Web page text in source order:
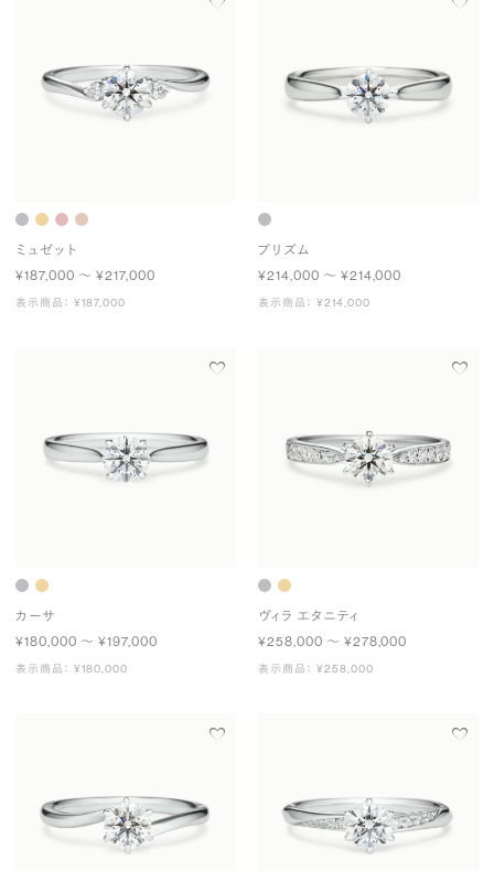
ミュゼット
¥187,000 〜 ¥217,000
表示商品： ¥187,000
プリズム
¥214,000 〜 ¥214,000
表示商品： ¥214,000
カーサ
¥180,000 〜 ¥197,000
表示商品： ¥180,000
ヴィラ エタニティ
¥258,000 〜 ¥278,000
表示商品： ¥258,000